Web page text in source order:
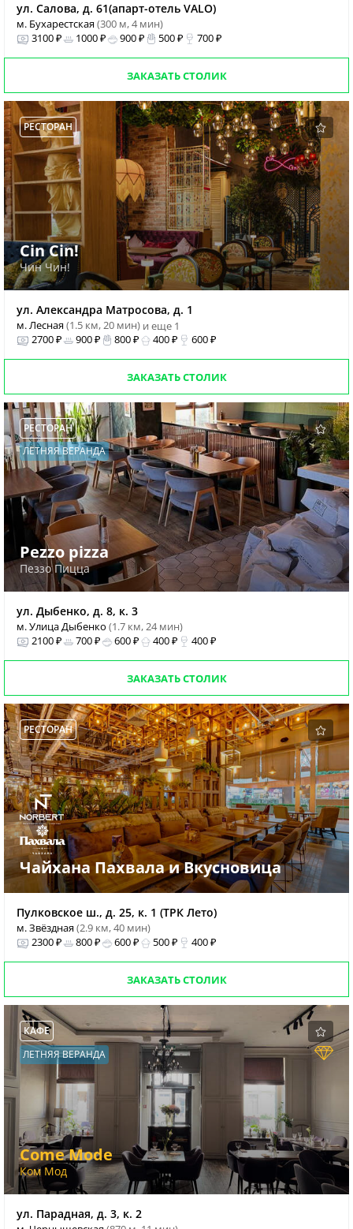
ул. Салова, д. 61(апарт-отель VALO)
м. Бухарестская(300 м, 4 мин)
3100 ₽
1000 ₽ 900 ₽ 500 ₽ 700 ₽
ЗАКАЗАТЬ СТОЛИК
РЕСТОРАН
Cin Cin!
Чин Чин!
ул. Александра Матросова, д. 1
м. Лесная(1.5 км, 20 мин) и еще 1
2700 ₽
900 ₽ 800 ₽ 400 ₽ 600 ₽
ЗАКАЗАТЬ СТОЛИК
РЕСТОРАН
ЛЕТНЯЯ ВЕРАНДА
Pezzo pizza
Пеззо Пицца
ул. Дыбенко, д. 8, к. 3
м. Улица Дыбенко (1.7 км, 24 мин)
2100 ₽
700 ₽ 600 ₽ 400 ₽ 400 ₽
ЗАКАЗАТЬ СТОЛИК
РЕСТОРАН
Чайхана Пахвала и Вкусновица
Пулковское ш., д. 25, к. 1 (ТРК Лето)
м. Звёздная(2.9 км, 40 мин)
2300 ₽
800 ₽ 600 ₽ 500 ₽ 400 ₽
ЗАКАЗАТЬ СТОЛИК
КАФЕ
ЛЕТНЯЯ ВЕРАНДА
Come Mode
Ком Мод
ул. Парадная, д. 3, к. 2